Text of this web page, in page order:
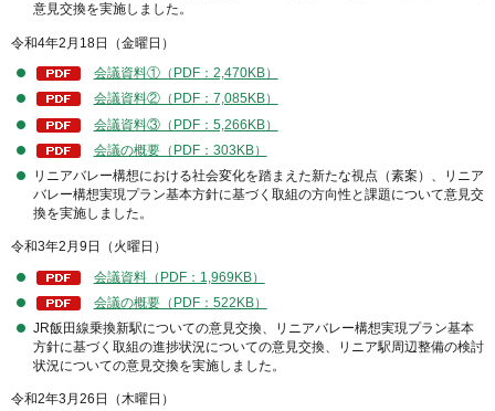
意見交換を実施しました。
令和4年2月18日（金曜日）
会議資料①（PDF：2,470KB）
会議資料②（PDF：7,085KB）
会議資料③（PDF：5,266KB）
会議の概要（PDF：303KB）
リニアバレー構想における社会変化を踏まえた新たな視点（素案）、リニア
バレー構想実現プラン基本方針に基づく取組の方向性と課題について意見交
換を実施しました。
令和3年2月9日（火曜日）
会議資料（PDF：1,969KB）
会議の概要（PDF：522KB）
JR飯田線乗換新駅についての意見交換、リニアバレー構想実現プラン基本
方針に基づく取組の進捗状況についての意見交換、リニア駅周辺整備の検討
状況についての意見交換を実施しました。
令和2年3月26日（木曜日）